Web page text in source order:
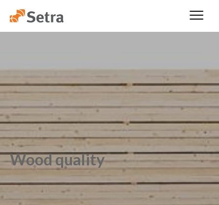
Wood quality